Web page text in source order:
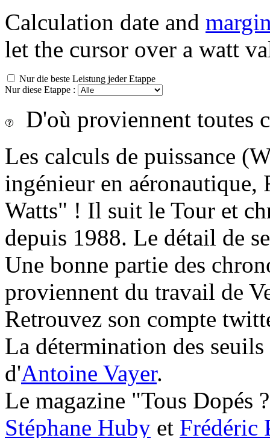
Calculation date and
let the cursor over a watt
Nur die beste Leistung jeder Etappe
Nur diese Etappe :
D'où proviennent toutes
Les calculs de puissance
ingénieur en
Watts" ! Il suit le Tour et
depuis 1988. Le détail de
Une bonne partie des
proviennent du travail de
Retrouvez son compte
La détermination des
d'Antoine Vayer.
Le magazine "Tous Dopés
Stéphane Huby et Frédéric